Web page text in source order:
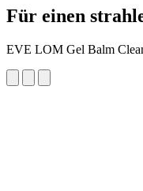
Für einen
EVE LOM Gel Balm